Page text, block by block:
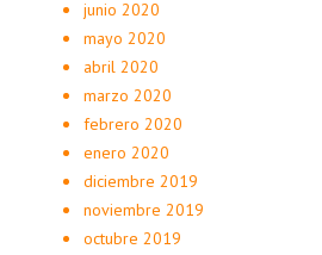
junio 2020
mayo 2020
abril 2020
marzo 2020
febrero 2020
enero 2020
diciembre 2019
noviembre 2019
octubre 2019